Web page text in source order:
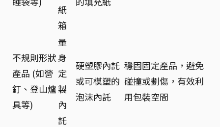
紙
箱
不規則形狀
產品 (如營
釘、登山爐
具等)
量
身
定
製
內
託
硬塑膠內託
或可模塑的
泡沫內託
穩固固定產品，避免
碰撞或劃傷，有效利
用包裝空間